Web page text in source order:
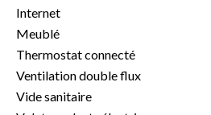
Internet
Meublé
Thermostat connecté
Ventilation double flux
Vide sanitaire